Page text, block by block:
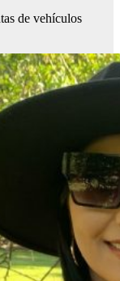
de vehículos